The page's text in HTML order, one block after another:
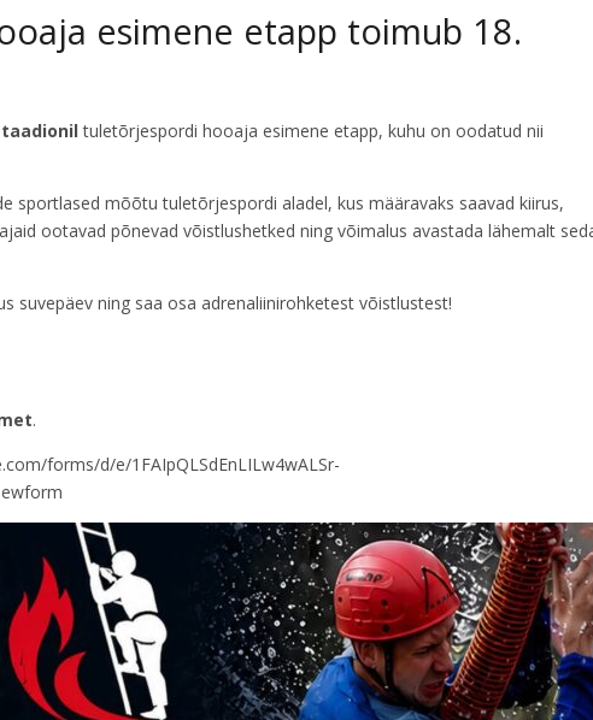
esimene etapp toimub 18.
tuletõrjespordi hooaja esimene etapp, kuhu on oodatud nii
sportlased mõõtu tuletõrjespordi aladel, kus määravaks saavad kiirus,
ootavad põnevad võistlushetked ning võimalus avastada lähemalt
suvepäev ning saa osa adrenaliinirohketest võistlustest!
.
forms/d/e/1FAIpQLSdEnLILw4wALSr-